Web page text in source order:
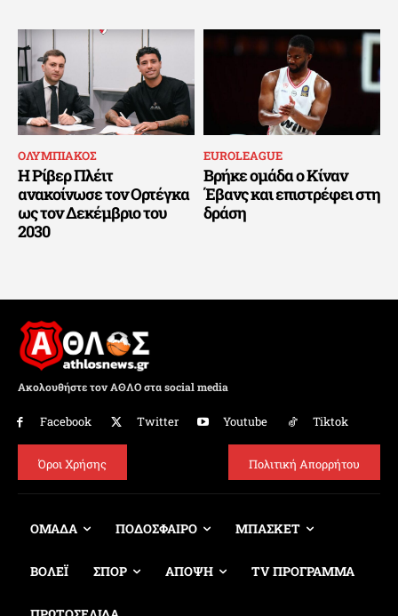
ΟΛΥΜΠΙΑΚΟΣ
Η Ρίβερ Πλέιτ
ανακοίνωσε τον Ορτέγκα
ως τον Δεκέμβριο του
2030
EUROLEAGUE
Βρήκε ομάδα ο Κίναν
Έβανς και επιστρέφει στη
δράση
Ακολουθήστε τον ΑΘΛΟ στα social media
Facebook Twitter Youtube Tiktok
Όροι Χρήσης Πολιτική Απορρήτου
ΟΜΑΔΑ ΠΟΔΟΣΦΑΙΡΟ ΜΠΑΣΚΕΤ
ΒΟΛΕΪ ΣΠΟΡ ΑΠΟΨΗ TV ΠΡΟΓΡΑΜΜΑ